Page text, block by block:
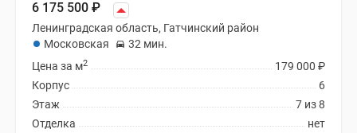
6 175 500 ₽
Ленинградская область, Гатчинский район
Московская
32 мин.
179 000 ₽
Цена за м2
6
Корпус
7 из 8
Этаж
нет
Отделка